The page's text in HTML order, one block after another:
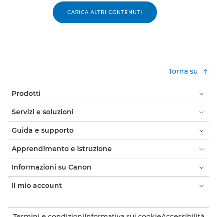
CARICA ALTRI CONTENUTI
Torna su
Prodotti
Servizi e soluzioni
Guida e supporto
Apprendimento e istruzione
Informazioni su Canon
Il mio account